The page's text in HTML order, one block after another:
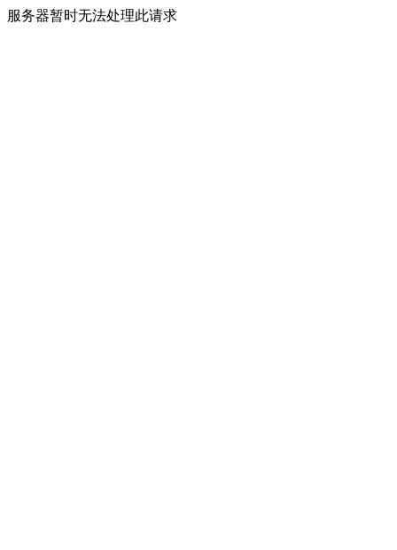
服务器暂时无法处理此请求